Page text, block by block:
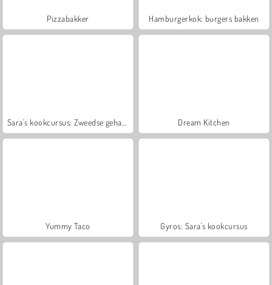
Pizzabakker Hamburgerkok: burgers bakken
Dream Kitchen
Yummy Taco Gyros: Sara's kookcursus